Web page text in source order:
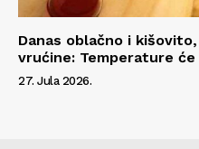
Danas oblačno i
vrućine: Temperature
27. Jula 2026.